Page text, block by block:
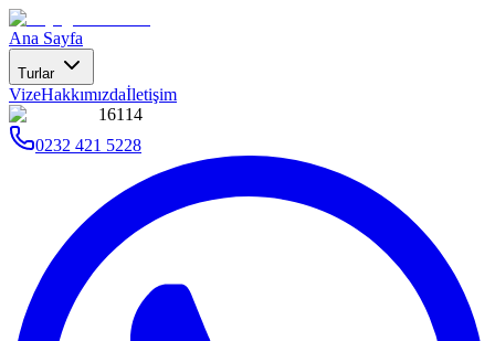
Ana Sayfa
Turlar
VizeHakkımızdaİletişim
16114
0232 421 5228